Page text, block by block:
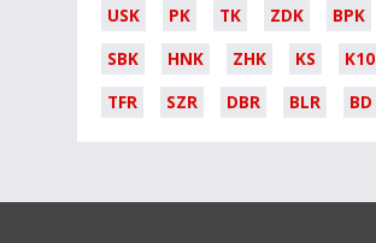
USK PK TK ZDK
BPK
SBK
HNK ZHK KS
K10
TFR
SZR DBR BLR BD